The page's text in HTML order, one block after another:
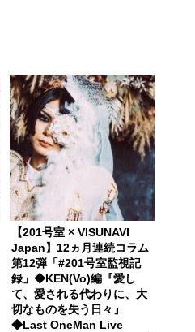
【201号室 × VISUNAVI
Japan】12ヵ月連続コラム
第12弾「#201号室監視記
録」◆KEN(Vo)編『愛し
て、愛される代わりに、大
切なものを失う日々』
◆Last OneMan Live